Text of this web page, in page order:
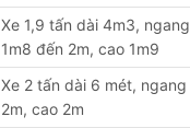
Xe 1,9 tấn dài 4m3, ngang
1m8 đến 2m, cao 1m9
Xe 2 tấn dài 6 mét, ngang
2m, cao 2m